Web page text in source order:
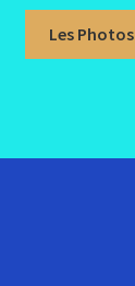
Les Photos